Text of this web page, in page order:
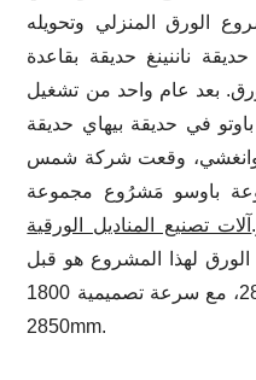
الورق المنزلي وتحويله
في حديقة ناننينغ حديقة بقاعدة
بعد عام واحد من تشغيل
في حديقة بيهاي حديقة
وقعت شركة شمس
باوسو مَشرُوع مجموعة
آلات تصنيع المناديل الورقية
الورق لهذا المشروع هو قبل
الميلاد 1800-2850، مع سرعة تصميمية 1800m/دقيقة وعرض
2850mm.